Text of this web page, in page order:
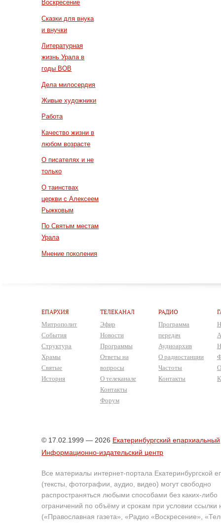
Воскресение
Сказки для внука
и внучки
Литературная
жизнь Урала в
годы ВОВ
Дела милосердия
Живые художники
Работа
Качество жизни в
любом возрасте
О писателях и не
только
О таинствах
церкви с Алексеем
Рыжковым
По Святым местам
Урала
Мнение поколения
ЕПАРХИЯ
Митрополит
События
Структура
Храмы
Святые
История
ТЕЛЕКАНАЛ
Эфир
Новости
Программы
Ответы на
вопросы
О телеканале
Контакты
Форум
РАДИО
Программа
передач
Аудиоархив
О радиостанции
Частоты
Контакты
© 17.02.1999 — 2026 Екатеринбургский епархиальный
Информационно-издательский центр
Все материалы интернет-портала Екатеринбургской
(тексты, фотографии, аудио, видео) могут свободно
распространяться любыми способами без каких-либо
ограничений по объёму и срокам при условии ссылки
(«Православная газета», «Радио «Воскресение»,